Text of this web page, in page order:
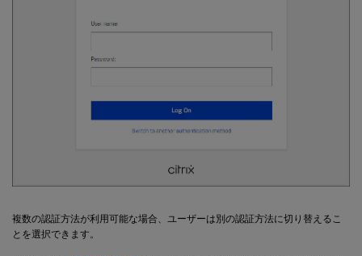
複数の認証方法が利用可能な場合、ユーザーは別の認証方法に切り替えるこ
とを選択できます。